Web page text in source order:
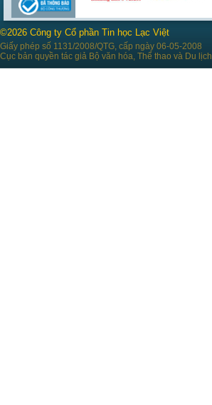
©2026 Công ty Cổ phần Tin học Lạc Việt
Giấy phép số 1131/2008/QTG, cấp ngày 06-05-2008
Cục bản quyền tác giả Bộ văn hóa, Thể thao và Du lịch